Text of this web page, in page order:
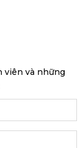
viên và những